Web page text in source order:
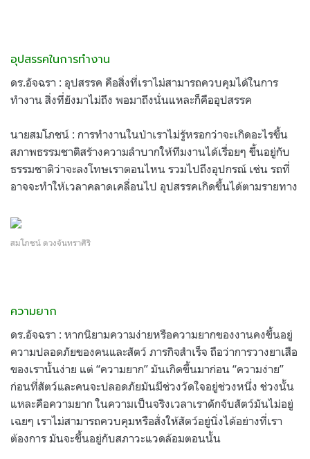
อุปสรรคในการทำงาน
ดร.อัจฉรา : อุปสรรค คือสิ่งที่เราไม่สามารถควบคุมได้ในการ
ทำงาน สิ่งที่ยังมาไม่ถึง พอมาถึงนั่นแหละก็คืออุปสรรค
นายสมโภชน์ : การทำงานในป่าเราไม่รู้หรอกว่าจะเกิดอะไรขึ้น
สภาพธรรมชาติสร้างความลำบากให้ทีมงานได้เรื่อยๆ ขึ้นอยู่กับ
ธรรมชาติว่าจะลงโทษเราตอนไหน รวมไปถึงอุปกรณ์ เช่น รถที่
อาจจะทำให้เวลาคลาดเคลื่อนไป อุปสรรคเกิดขึ้นได้ตามรายทาง
สมโภชน์ ดวงจันทราศิริ
ความยาก
ดร.อัจฉรา : หากนิยามความง่ายหรือความยากของงานคงขึ้นอยู่
ความปลอดภัยของคนและสัตว์ ภารกิจสำเร็จ ถือว่าการวางยาเสือ
ของเรานั้นง่าย แต่ “ความยาก” มันเกิดขึ้นมาก่อน “ความง่าย”
ก่อนที่สัตว์และคนจะปลอดภัยมันมีช่วงวัดใจอยู่ช่วงหนึ่ง ช่วงนั้น
แหละคือความยาก ในความเป็นจริงเวลาเราดักจับสัตว์มันไม่อยู่
เฉยๆ เราไม่สามารถควบคุมหรือสั่งให้สัตว์อยู่นิ่งได้อย่างที่เรา
ต้องการ มันจะขึ้นอยู่กับสภาวะแวดล้อมตอนนั้น